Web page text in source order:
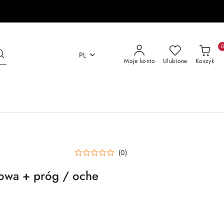
PL
Moje konto Ulubione Koszyk
0
(0)
+ próg / oche